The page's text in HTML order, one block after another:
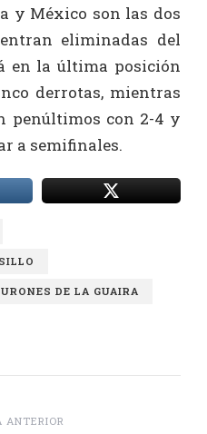
y México son las dos
eliminadas del
en la última posición
derrotas, mientras
penúltimos con 2-4 y
a semifinales.
DE LA GUAIRA
ANTERIOR